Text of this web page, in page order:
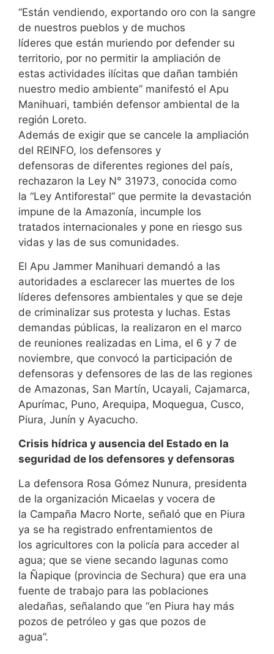
“Están vendiendo, exportando oro con la sangre
de nuestros pueblos y de muchos
líderes que están muriendo por defender su
territorio, por no permitir la ampliación de
estas actividades ilícitas que dañan también
nuestro medio ambiente” manifestó el Apu
Manihuari, también defensor ambiental de la
región Loreto.
Además de exigir que se cancele la ampliación
del REINFO, los defensores y
defensoras de diferentes regiones del país,
rechazaron la Ley N° 31973, conocida como
la “Ley Antiforestal” que permite la devastación
impune de la Amazonía, incumple los
tratados internacionales y pone en riesgo sus
vidas y las de sus comunidades.
El Apu Jammer Manihuari demandó a las
autoridades a esclarecer las muertes de los
líderes defensores ambientales y que se deje
de criminalizar sus protesta y luchas. Estas
demandas públicas, la realizaron en el marco
de reuniones realizadas en Lima, el 6 y 7 de
noviembre, que convocó la participación de
defensoras y defensores de las de las regiones
de Amazonas, San Martín, Ucayali, Cajamarca,
Apurímac, Puno, Arequipa, Moquegua, Cusco,
Piura, Junín y Ayacucho.
Crisis hídrica y ausencia del Estado en la
seguridad de los defensores y defensoras
La defensora Rosa Gómez Nunura, presidenta
de la organización Micaelas y vocera de
la Campaña Macro Norte, señaló que en Piura
ya se ha registrado enfrentamientos de
los agricultores con la policía para acceder al
agua; que se viene secando lagunas como
la Ñapique (provincia de Sechura) que era una
fuente de trabajo para las poblaciones
aledañas, señalando que “en Piura hay más
pozos de petróleo y gas que pozos de
agua”.